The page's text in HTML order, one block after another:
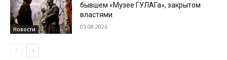
Новости
бывшем «Музее ГУЛАГа», закрытом
властями
05.08.2026